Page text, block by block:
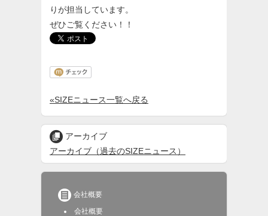
りが担当しています。
ぜひご覧ください！！
«SIZEニュース一覧へ戻る
 アーカイブ
アーカイブ（過去のSIZEニュース）
 会社概要
会社概要